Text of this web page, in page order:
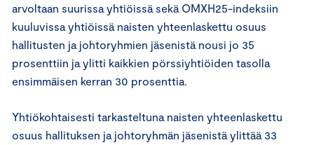
arvoltaan suurissa yhtiöissä sekä OMXH25-indeksiin
kuuluvissa yhtiöissä naisten yhteenlaskettu osuus
hallitusten ja johtoryhmien jäsenistä nousi jo 35
prosenttiin ja ylitti kaikkien pörssiyhtiöiden tasolla
ensimmäisen kerran 30 prosenttia.
Yhtiökohtaisesti tarkasteltuna naisten yhteenlaskettu
osuus hallituksen ja johtoryhmän jäsenistä ylittää 33